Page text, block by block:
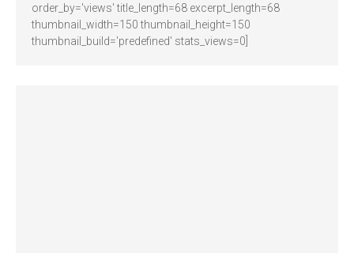
order_by='views' title_length=68 excerpt_length=68
thumbnail_width=150 thumbnail_height=150
thumbnail_build='predefined' stats_views=0]